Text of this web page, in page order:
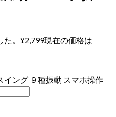
。 ¥2,799現在の価格は
イング ９種振動 スマホ操作